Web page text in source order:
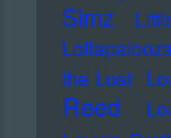
Simz
the Lost
Reed